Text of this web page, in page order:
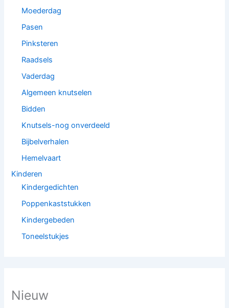
Moederdag
Pasen
Pinksteren
Raadsels
Vaderdag
Algemeen knutselen
Bidden
Knutsels-nog onverdeeld
Bijbelverhalen
Hemelvaart
Kinderen
Kindergedichten
Poppenkaststukken
Kindergebeden
Toneelstukjes
Nieuw